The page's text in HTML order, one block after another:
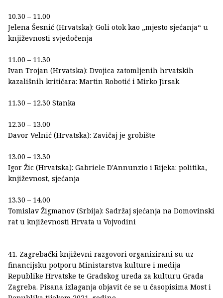
10.30 – 11.00
Jelena Šesnić (Hrvatska): Goli otok kao „mjesto sjećanja“ u
književnosti svjedočenja
11.00 – 11.30
Ivan Trojan (Hrvatska): Dvojica zatomljenih hrvatskih
kazališnih kritičara: Martin Robotić i Mirko Jirsak
11.30 – 12.30 Stanka
12.30 – 13.00
Davor Velnić (Hrvatska): Zavičaj je grobište
13.00 – 13.30
Igor Žic (Hrvatska): Gabriele D'Annunzio i Rijeka: politika,
književnost, sjećanja
13.30 – 14.00
Tomislav Žigmanov (Srbija): Sadržaj sjećanja na Domovinski
rat u književnosti Hrvata u Vojvodini
41. Zagrebački književni razgovori organizirani su uz
financijsku potporu Ministarstva kulture i medija
Republike Hrvatske te Gradskog ureda za kulturu Grada
Zagreba. Pisana izlaganja objavit će se u časopisima Most i